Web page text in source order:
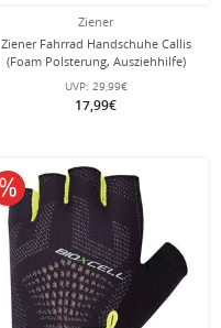
Ziener
Ziener Fahrrad Handschuhe Callis
(Foam Polsterung, Ausziehhilfe)
schwarz/grau
UVP: 29,99€
17,99€
10% reduziert